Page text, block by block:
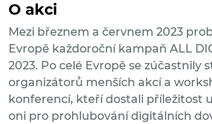
O akci
Mezi březnem a červnem 2023
Evropě každoroční kampaň ALL
2023. Po celé Evropě se zúčastnily
organizátorů menších akcí a
konferencí, kteří dostali příležitost
oni pro prohlubování digitálních